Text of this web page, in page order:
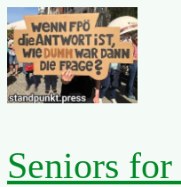
Zum
Inhalt
springen
Seniors